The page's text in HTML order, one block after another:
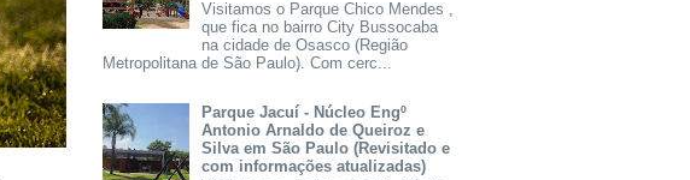
Visitamos o Parque Chico Mendes ,
que fica no bairro City Bussocaba
na cidade de Osasco (Região
Metropolitana de São Paulo). Com cerc...
Parque Jacuí - Núcleo Engº
Antonio Arnaldo de Queiroz e
Silva em São Paulo (Revisitado e
com informações atualizadas)